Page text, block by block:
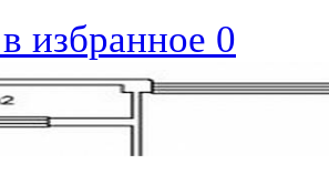
избранное 0